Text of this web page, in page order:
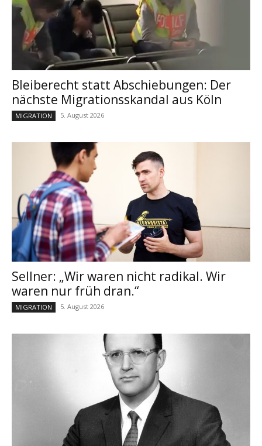
Bleiberecht statt Abschiebungen: Der
nächste Migrationsskandal aus Köln
MIGRATION 5. August 2026
Sellner: „Wir waren nicht radikal. Wir
waren nur früh dran.“
MIGRATION 5. August 2026